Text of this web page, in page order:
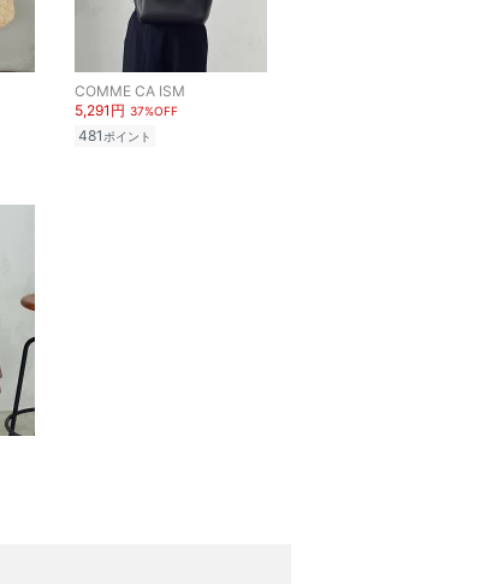
COMME CA ISM
5,291円 37%OFF
481ポイント